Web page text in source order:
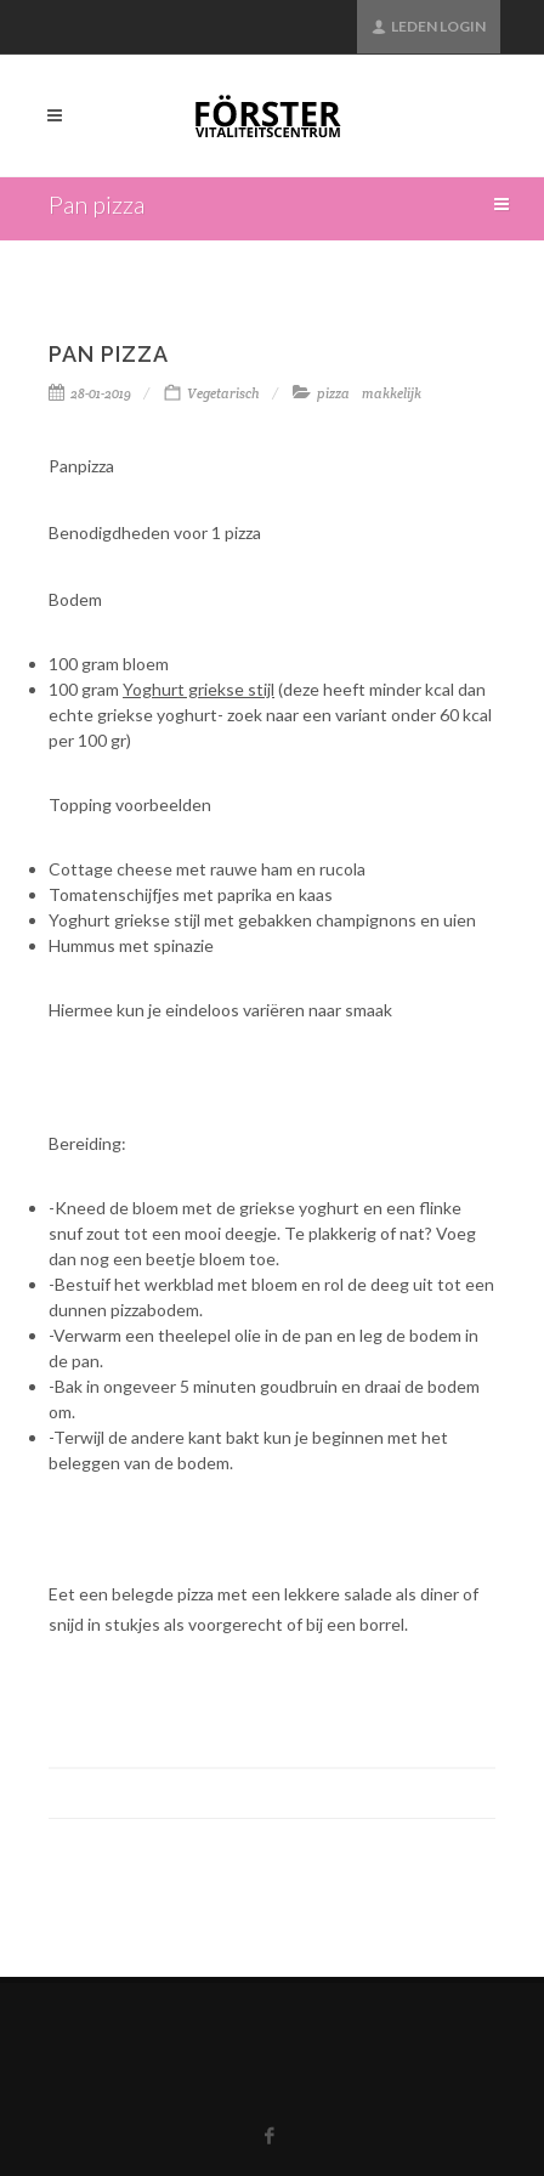
LEDEN LOGIN
Pan pizza
PAN PIZZA
28-01-2019 Vegetarisch pizza makkelijk
Panpizza
Benodigdheden voor 1 pizza
Bodem
100 gram bloem
100 gram Yoghurt griekse stijl (deze heeft minder kcal dan
echte griekse yoghurt- zoek naar een variant onder 60 kcal
per 100 gr)
Topping voorbeelden
Cottage cheese met rauwe ham en rucola
Tomatenschijfjes met paprika en kaas
Yoghurt griekse stijl met gebakken champignons en uien
Hummus met spinazie
Hiermee kun je eindeloos variëren naar smaak
Bereiding:
-Kneed de bloem met de griekse yoghurt en een flinke
snuf zout tot een mooi deegje. Te plakkerig of nat? Voeg
dan nog een beetje bloem toe.
-Bestuif het werkblad met bloem en rol de deeg uit tot een
dunnen pizzabodem.
-Verwarm een theelepel olie in de pan en leg de bodem in
de pan.
-Bak in ongeveer 5 minuten goudbruin en draai de bodem
om.
-Terwijl de andere kant bakt kun je beginnen met het
beleggen van de bodem.
Eet een belegde pizza met een lekkere salade als diner of
snijd in stukjes als voorgerecht of bij een borrel.